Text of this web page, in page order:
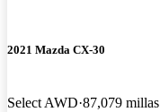
2021 Mazda CX-30
Select AWD 87,079 millas